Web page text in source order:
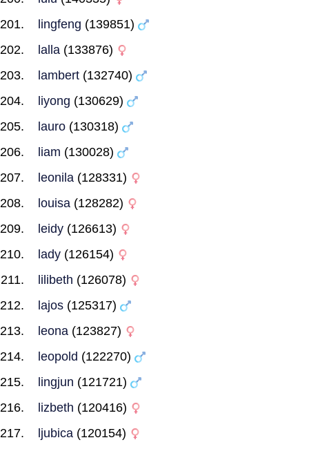
lingfeng (139851)
lalla (133876)
lambert (132740)
liyong (130629)
lauro (130318)
liam (130028)
leonila (128331)
louisa (128282)
leidy (126613)
lady (126154)
lilibeth (126078)
lajos (125317)
leona (123827)
leopold (122270)
lingjun (121721)
lizbeth (120416)
ljubica (120154)